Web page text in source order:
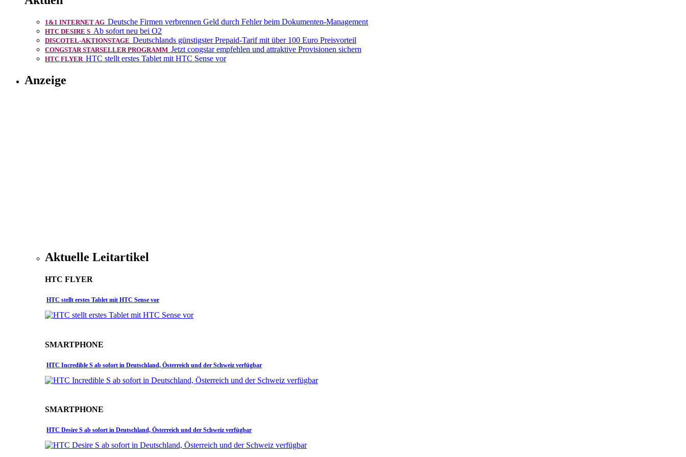
1&1 INTERNET AG Deutsche Firmen verbrennen Geld durch Fehler beim Dokumenten-Management
HTC DESIRE S Ab sofort neu bei O2
DISCOTEL-AKTIONSTAGE Deutschlands günstigster Prepaid-Tarif mit über 100 Euro Preisvorteil
CONGSTAR STARSELLER PROGRAMM Jetzt congstar empfehlen und attraktive Provisionen sichern
HTC FLYER HTC stellt erstes Tablet mit HTC Sense vor
Anzeige
Aktuelle Leitartikel
HTC FLYER
HTC stellt erstes Tablet mit HTC Sense vor
SMARTPHONE
HTC Incredible S ab sofort in Deutschland, Österreich und der Schweiz verfügbar
SMARTPHONE
HTC Desire S ab sofort in Deutschland, Österreich und der Schweiz verfügbar